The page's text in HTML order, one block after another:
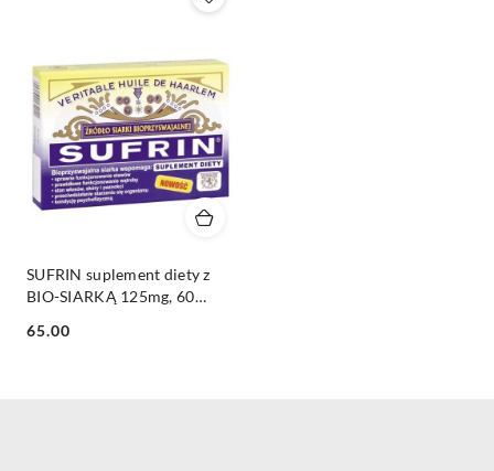
SUFRIN suplement diety z
BIO-SIARKĄ 125mg, 60
Cena:
65.00